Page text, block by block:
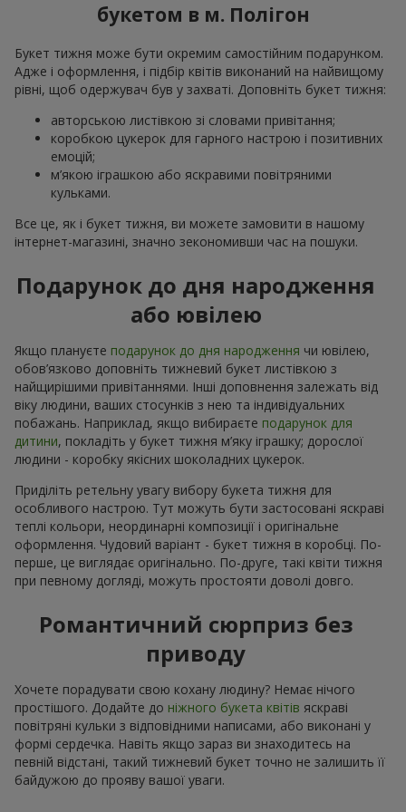
букетом в м. Полігон
Букет тижня може бути окремим самостійним подарунком.
Адже і оформлення, і підбір квітів виконаний на найвищому
рівні, щоб одержувач був у захваті. Доповніть букет тижня:
авторською листівкою зі словами привітання;
коробкою цукерок для гарного настрою і позитивних
емоцій;
м’якою іграшкою або яскравими повітряними
кульками.
Все це, як і букет тижня, ви можете замовити в нашому
інтернет-магазині, значно зекономивши час на пошуки.
Подарунок до дня народження
або ювілею
Якщо плануєте подарунок до дня народження чи ювілею,
обов’язково доповніть тижневий букет листівкою з
найщирішими привітаннями. Інші доповнення залежать від
віку людини, ваших стосунків з нею та індивідуальних
побажань. Наприклад, якщо вибираєте подарунок для
дитини, покладіть у букет тижня м’яку іграшку; дорослої
людини - коробку якісних шоколадних цукерок.
Приділіть ретельну увагу вибору букета тижня для
особливого настрою. Тут можуть бути застосовані яскраві
теплі кольори, неординарні композиції і оригінальне
оформлення. Чудовий варіант - букет тижня в коробці. По-
перше, це виглядає оригінально. По-друге, такі квіти тижня
при певному догляді, можуть простояти доволі довго.
Романтичний сюрприз без
приводу
Хочете порадувати свою кохану людину? Немає нічого
простішого. Додайте до ніжного букета квітів яскраві
повітряні кульки з відповідними написами, або виконані у
формі сердечка. Навіть якщо зараз ви знаходитесь на
певній відстані, такий тижневий букет точно не залишить її
байдужою до прояву вашої уваги.